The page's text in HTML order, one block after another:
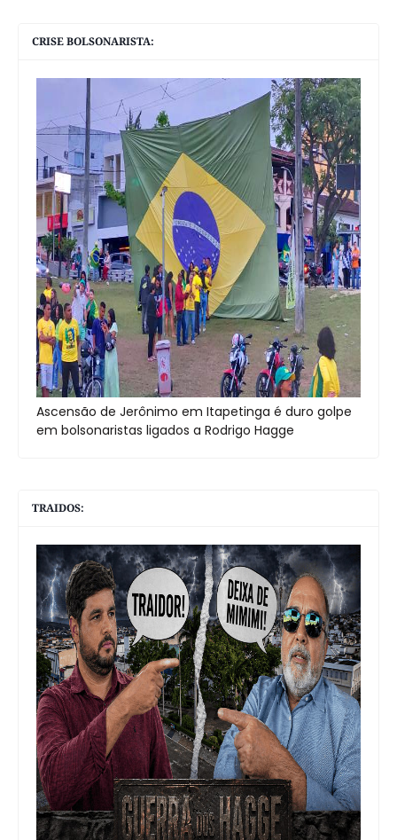
CRISE BOLSONARISTA:
Ascensão de Jerônimo em Itapetinga é duro golpe
em bolsonaristas ligados a Rodrigo Hagge
TRAIDOS: